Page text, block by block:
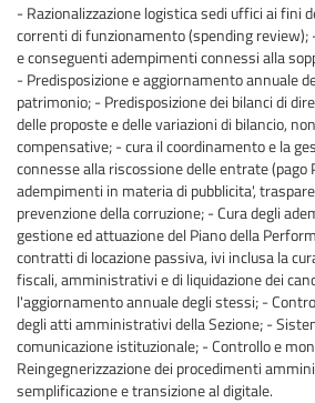
- Razionalizzazione logistica sedi uffici ai fini
correnti di funzionamento (spending review);
e conseguenti adempimenti connessi alla
- Predisposizione e aggiornamento annuale
patrimonio; - Predisposizione dei bilanci di
delle proposte e delle variazioni di bilancio,
compensative; - cura il coordinamento e la
connesse alla riscossione delle entrate (pago
adempimenti in materia di pubblicita',
prevenzione della corruzione; - Cura degli
gestione ed attuazione del Piano della
contratti di locazione passiva, ivi inclusa la
fiscali, amministrativi e di liquidazione dei
l'aggiornamento annuale degli stessi; -
degli atti amministrativi della Sezione; -
comunicazione istituzionale; - Controllo e
Reingegnerizzazione dei procedimenti
semplificazione e transizione al digitale.